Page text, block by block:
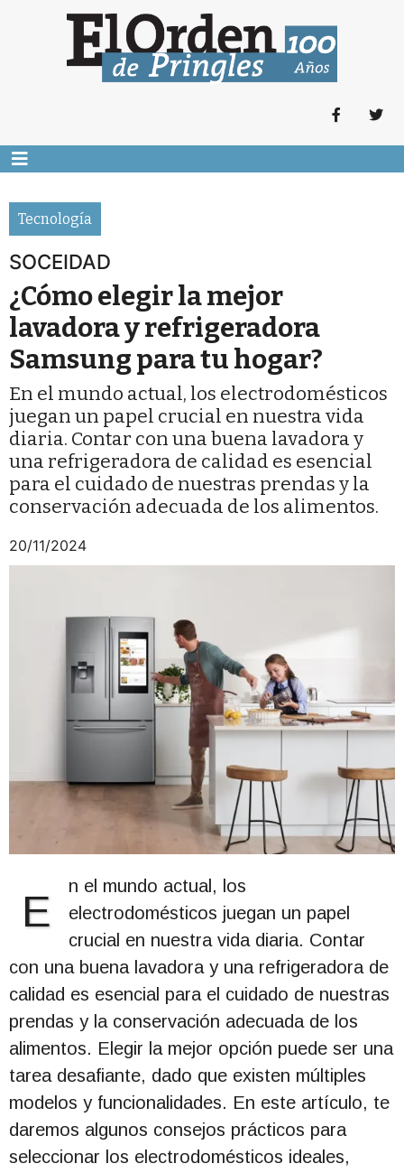
Tecnología
SOCEIDAD
¿Cómo elegir la mejor
lavadora y refrigeradora
Samsung para tu hogar?
En el mundo actual, los electrodomésticos
juegan un papel crucial en nuestra vida
diaria. Contar con una buena lavadora y
una refrigeradora de calidad es esencial
para el cuidado de nuestras prendas y la
conservación adecuada de los alimentos.
20/11/2024
E
n el mundo actual, los
electrodomésticos juegan un papel
crucial en nuestra vida diaria. Contar
con una buena lavadora y una refrigeradora de
calidad es esencial para el cuidado de nuestras
prendas y la conservación adecuada de los
alimentos. Elegir la mejor opción puede ser una
tarea desafiante, dado que existen múltiples
modelos y funcionalidades. En este artículo, te
daremos algunos consejos prácticos para
seleccionar los electrodomésticos ideales,